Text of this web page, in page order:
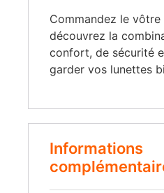
Commandez le vôtre
découvrez la
confort, de sécurité
garder vos lunettes
Informations